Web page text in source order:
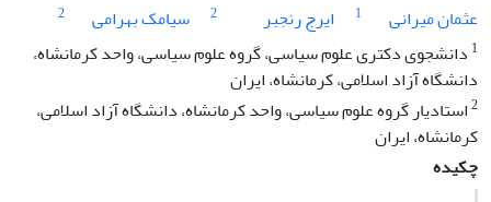
عثمان میرانی
1 ایرج رنجبر 2 سیامک بهرامی
2
1 دانشجوی دکتری علوم سیاسی، گروه علوم سیاسی، واحد کرمانشاه،
دانشگاه آزاد اسلامی، کرمانشاه، ایران
2استادیار گروه علوم سیاسی، واحد کرمانشاه، دانشگاه آزاد اسلامی،
کرمانشاه، ایران
چکیده